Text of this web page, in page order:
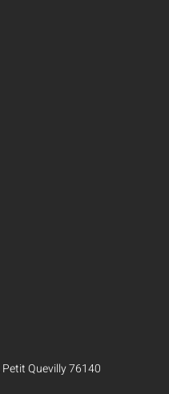
Quevilly 76140